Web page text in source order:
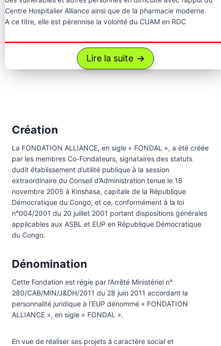
Centre Hospitalier Alliance ainsi que de la pharmacie moderne.
A ce titre, elle est pérennise la volonté du CUAM en RDC
Lire la suite
Création
La FONDATION ALLIANCE, en sigle « FONDAL », a été créée
par les membres Co-Fondateurs, signataires des statuts
dudit établissement d’utilité publique à la session
extraordinaire du Conseil d’Administration tenue le 18
novembre 2005 à Kinshasa, capitale de la République
Démocratique du Congo, et ce, conformément à la loi
n°004/2001 du 20 juillet 2001 portant dispositions générales
applicables aux ASBL et EUP en République Démocratique
du Congo.
Dénomination
Cette Fondation est régie par l’Arrêté Ministériel n°
280/CAB/MIN/J&DH/2011 du 28 juin 2011 accordant la
personnalité juridique à l’EUP dénommé « FONDATION
ALLIANCE », en sigle « FONDAL ».
En vue de réaliser ses projets à caractère social et